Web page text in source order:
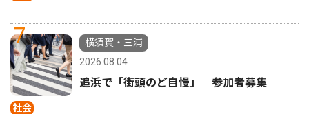
7
社会
横須賀・三浦
2026.08.04
追浜で「街頭のど自慢」 参加者募集